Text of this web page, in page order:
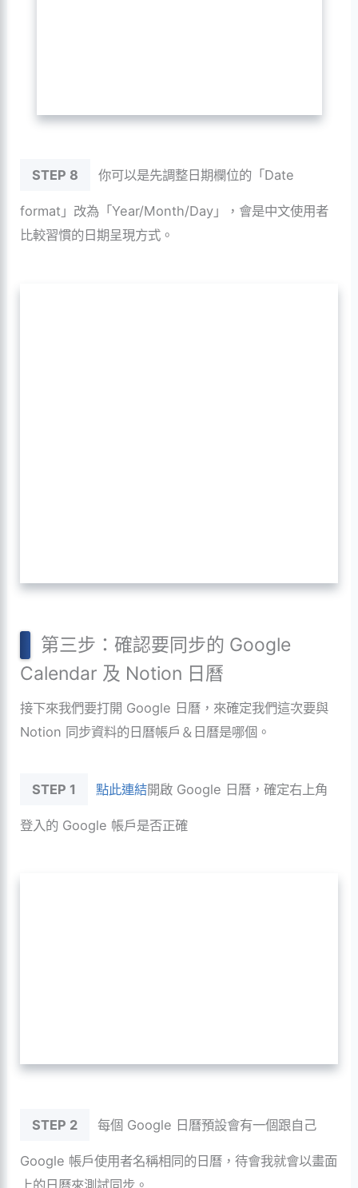
STEP 8 你可以是先調整日期欄位的「Date
format」改為「Year/Month/Day」，會是中文使用者
比較習慣的日期呈現方式。
第三步：確認要同步的 Google
Calendar 及 Notion 日曆
接下來我們要打開 Google 日曆，來確定我們這次要與
Notion 同步資料的日曆帳戶＆日曆是哪個。
STEP 1 點此連結開啟 Google 日曆，確定右上角
登入的 Google 帳戶是否正確
STEP 2 每個 Google 日曆預設會有一個跟自己
Google 帳戶使用者名稱相同的日曆，待會我就會以畫面
上的日曆來測試同步。